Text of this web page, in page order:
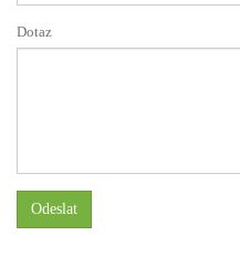
Dotaz
Odeslat